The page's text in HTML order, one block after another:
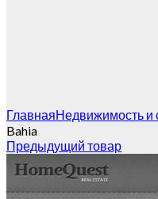
ГлавнаяНедвижимость и
Bahia
Предыдущий товар